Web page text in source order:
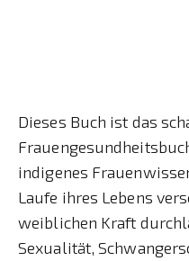
Dieses Buch ist das
indigenes
Laufe ihres Lebens
weiblichen Kraft
Sexualität,